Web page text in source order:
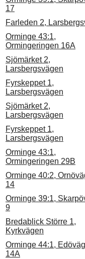
17
Farleden 2,
Orminge 43:1,
Ormingeringen 16A
Sjömärket 2,
Larsbergsvägen
Fyrskeppet 1,
Larsbergsvägen
Sjömärket 2,
Larsbergsvägen
Fyrskeppet 1,
Larsbergsvägen
Orminge 43:1,
Ormingeringen 29B
Orminge 40:2,
14
Orminge 39:1,
9
Bredablick Större 1,
Kyrkvägen
Orminge 44:1,
14A